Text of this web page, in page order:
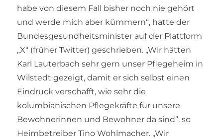
habe von diesem Fall bisher noch nie gehört
und werde mich aber kümmern“, hatte der
Bundesgesundheitsminister auf der Plattform
„X“ (früher Twitter) geschrieben. „Wir hätten
Karl Lauterbach sehr gern unser Pflegeheim in
Wilstedt gezeigt, damit er sich selbst einen
Eindruck verschafft, wie sehr die
kolumbianischen Pflegekräfte für unsere
Bewohnerinnen und Bewohner da sind“, so
Heimbetreiber Tino Wohlmacher. „Wir